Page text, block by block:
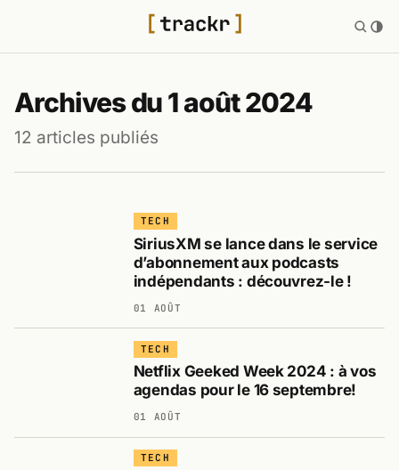
Archives du 1 août 2024
12 articles publiés
TECH
SiriusXM se lance dans le service
d’abonnement aux podcasts
indépendants : découvrez-le !
01 AOÛT
TECH
Netflix Geeked Week 2024 : à vos
agendas pour le 16 septembre!
01 AOÛT
TECH